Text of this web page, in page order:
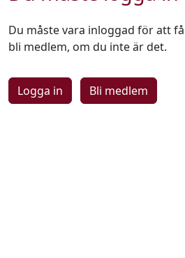
Du måste vara inloggad för att
bli medlem, om du inte är det.
Logga in